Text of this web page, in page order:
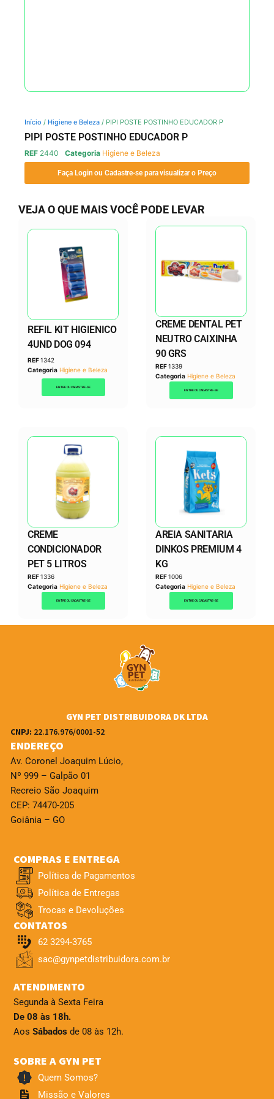
Início / Higiene e Beleza / PIPI POSTE POSTINHO EDUCADOR P
PIPI POSTE POSTINHO EDUCADOR P
REF 2440 Categoria Higiene e Beleza
Faça Login ou Cadastre-se para visualizar o Preço
VEJA O QUE MAIS VOCÊ PODE LEVAR
REFIL KIT HIGIENICO
4UND DOG 094
REF1342
Categoria Higiene e Beleza
ENTRE OU CADASTRE-SE
CREME DENTAL PET
NEUTRO CAIXINHA
90 GRS
REF1339
Categoria Higiene e Beleza
ENTRE OU CADASTRE-SE
CREME
CONDICIONADOR
PET 5 LITROS
REF1336
Categoria Higiene e Beleza
ENTRE OU CADASTRE-SE
AREIA SANITARIA
DINKOS PREMIUM 4
KG
REF1006
Categoria Higiene e Beleza
ENTRE OU CADASTRE-SE
GYN PET DISTRIBUIDORA DK LTDA
CNPJ: 22.176.976/0001-52
ENDEREÇO
Av. Coronel Joaquim Lúcio,
Nº 999 – Galpão 01
Recreio São Joaquim
CEP: 74470-205
Goiânia – GO
COMPRAS E ENTREGA
Política de Pagamentos
Política de Entregas
Trocas e Devoluções
CONTATOS
62 3294-3765
sac@gynpetdistribuidora.com.br
ATENDIMENTO
Segunda à Sexta Feira
De 08 às 18h.
Aos Sábados de 08 às 12h.
SOBRE A GYN PET
Quem Somos?
Missão e Valores